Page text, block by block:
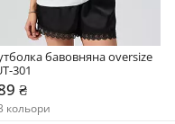
бавовняна oversize
301
₴
кольори